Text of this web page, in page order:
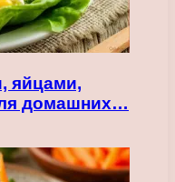
яйцами,
домашних…